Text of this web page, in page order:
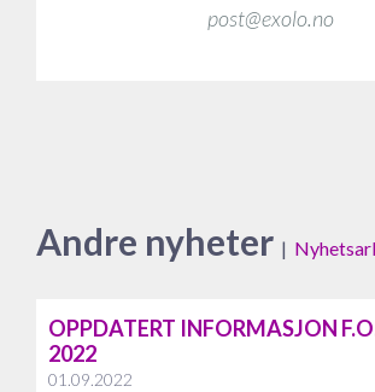
post@exolo.no
Andre nyheter |
OPPDATERT INFORMASJON
2022
01.09.2022